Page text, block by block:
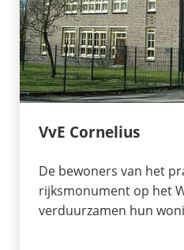
VvE Cornelius
De bewoners van het
rijksmonument op het
verduurzamen hun